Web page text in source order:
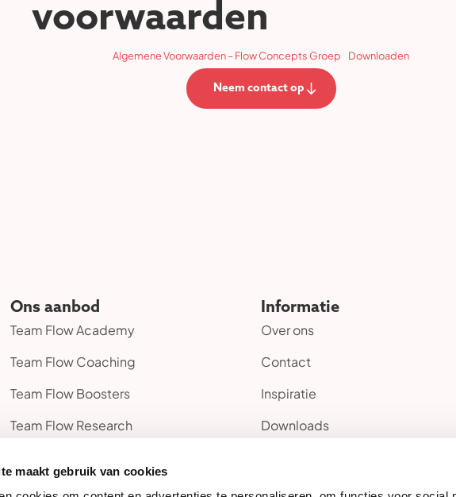
maakt gebruik van cookies
voorwaarden
Algemene Voorwaarden – Flow Concepts Groep Downloaden
Neem contact op
Ons aanbod
Team Flow Academy
Team Flow Coaching
Team Flow Boosters
Team Flow Research
Informatie
Over ons
Contact
Inspiratie
Downloads